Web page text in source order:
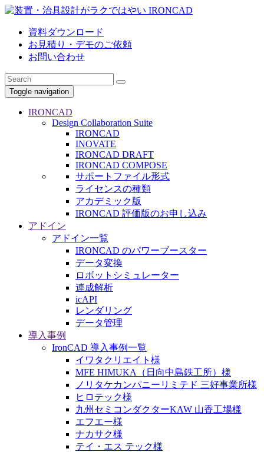
資料ダウンロード
お見積り・デモのご依頼
お問い合わせ
Toggle navigation
IRONCAD
Design Collaboration Suite
IRONCAD
INOVATE
IRONCAD DRAFT
IRONCAD COMPOSE
サポートファイル形式
ライセンスの種類
アカデミック版
IRONCAD 評価版のお申し込み
アドイン
アドイン一覧
IRONCAD のパワーブースター
データ変換
ロボットシミュレーター
連成解析
icAPI
レンダリング
データ管理
導入事例
IronCAD 導入事例一覧
イワタクリエイト様
MFE HIMUKA（日向中島鉄工所）様
ノリタケカンパニーリミテド 三好事業所様
ヒロテック様
九州セミコンダクターKAW 山香工場様
エフエー様
ナカサク様
テイ・エス テック様